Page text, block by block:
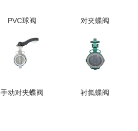
PVC球阀 对夹蝶阀
手动对夹蝶阀 衬氟蝶阀